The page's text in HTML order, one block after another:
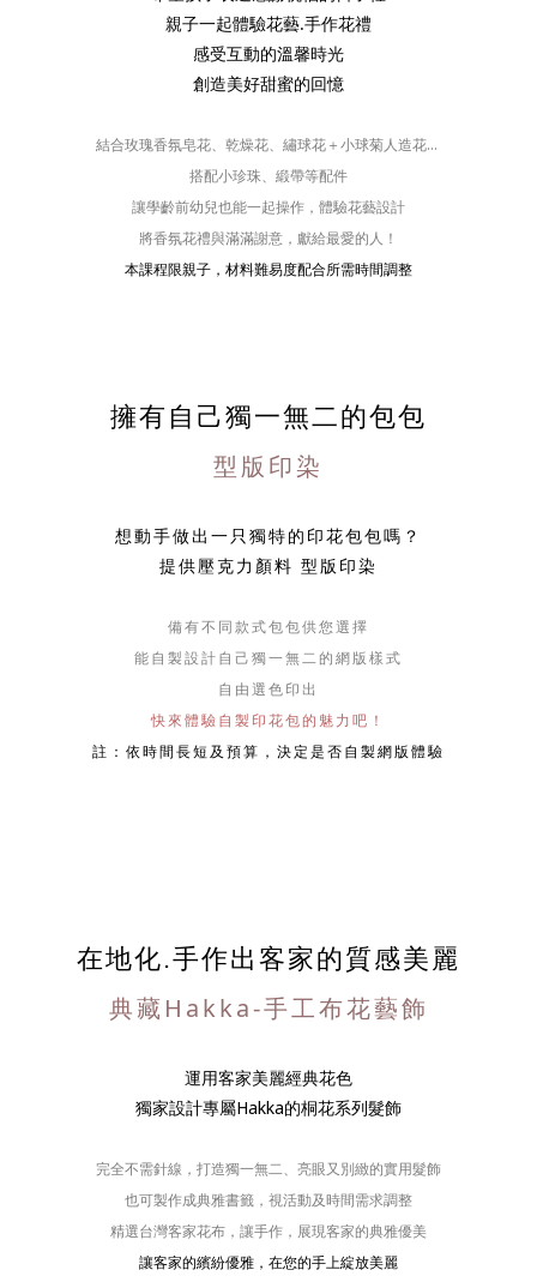
親子一起體驗花藝.手作花禮
感受互動的溫馨時光
創造美好甜蜜的回憶
結合玫瑰香氛皂花、乾燥花、 繡球花＋小球菊人造花...
搭配小珍珠、緞帶等配件
讓學齡前幼兒也能一起操作，體驗花藝設計
將香氛花禮與滿滿謝意，獻給最愛的人！
本課程限親子，材料難易度配合所需時間調整
擁有自己獨一無二的包包
型版印染
想動手做出一只獨特的印花包包嗎？
提供壓克力顏料 型版印染
備有不同款式包包供您選擇
能自製設計自己獨一無二的網版樣式
自由選色印出
快來體驗自製印花包的魅力吧！
註： 依時間長短及預算，決定是否自製網版體驗
在地化.手作出客家的質感美麗
典藏Hakka-手工布花藝飾
運用客家美麗經典花色
獨家設計專屬Hakka的桐花系列髮飾
完全不需針線，打造獨一無二、亮眼又別緻的實用髮飾
也可製作成典雅書籤，視活動及時間需求調整
精選台灣客家花布，讓手作，展現客家的典雅優美
讓客家的繽紛優雅，在您的手上綻放美麗